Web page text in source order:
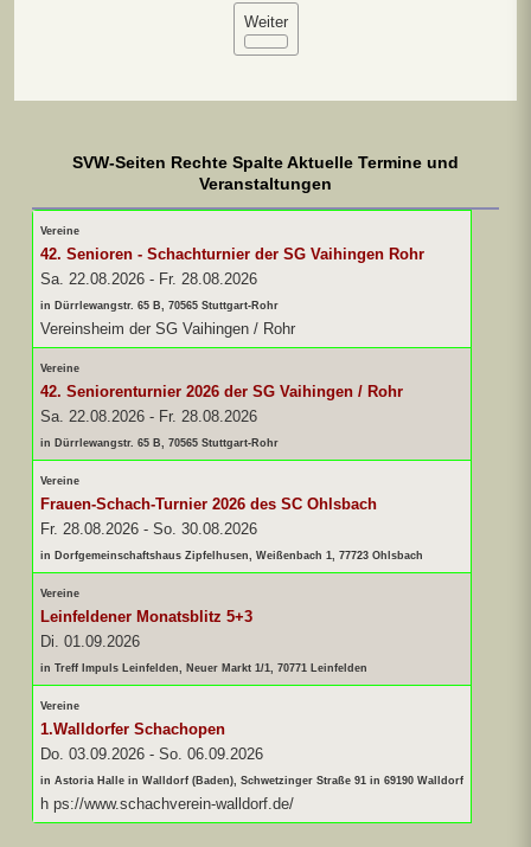
Weiter
SVW-Seiten Rechte Spalte Aktuelle Termine und
Veranstaltungen
Vereine
42. Senioren - Schachturnier der SG Vaihingen Rohr
Sa. 22.08.2026 - Fr. 28.08.2026
in Dürrlewangstr. 65 B, 70565 Stuttgart-Rohr
Vereinsheim der SG Vaihingen / Rohr
Vereine
42. Seniorenturnier 2026 der SG Vaihingen / Rohr
Sa. 22.08.2026 - Fr. 28.08.2026
in Dürrlewangstr. 65 B, 70565 Stuttgart-Rohr
Vereine
Frauen-Schach-Turnier 2026 des SC Ohlsbach
Fr. 28.08.2026 - So. 30.08.2026
in Dorfgemeinschaftshaus Zipfelhusen, Weißenbach 1, 77723 Ohlsbach
Vereine
Leinfeldener Monatsblitz 5+3
Di. 01.09.2026
in Treff Impuls Leinfelden, Neuer Markt 1/1, 70771 Leinfelden
Vereine
1.Walldorfer Schachopen
Do. 03.09.2026 - So. 06.09.2026
in Astoria Halle in Walldorf (Baden), Schwetzinger Straße 91 in 69190 Walldorf
h ps://www.schachverein-walldorf.de/